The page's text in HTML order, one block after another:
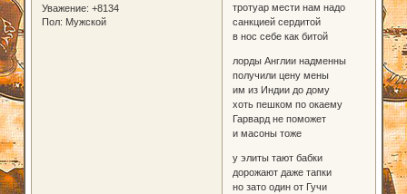
Уважение: +8134
Пол: Мужской
тротуар мести нам надо
санкцией сердитой
в нос себе как битой
лорды Англии надменны
получили цену мены
им из Индии до дому
хоть пешком по окаему
Гарвард не поможет
и масоны тоже
у элиты тают бабки
дорожают даже тапки
но зато один от Гучи